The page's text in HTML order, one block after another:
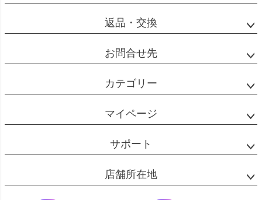
返品・交換
お問合せ先
カテゴリー
マイページ
サポート
店舗所在地